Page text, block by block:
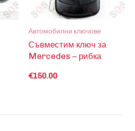
Автомобилни ключове
Съвместим ключ за
Mercedes – рибка
€150.00